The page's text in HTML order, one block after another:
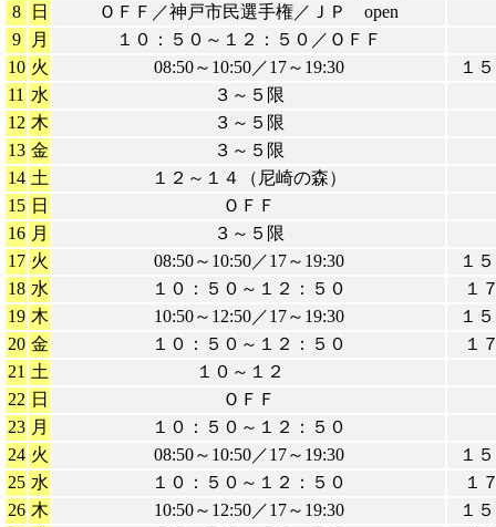
8
日 ＯＦＦ／神戸市民選手権／ＪＰ open
9
月
１０：５０～１２：５０／ＯＦＦ
10 火 08:50～10:50／17～19:30
１
11 水
３～５限
12 木
３～５限
13 金
３～５限
14 土
１２～１４（尼崎の森）
15 日
ＯＦＦ
16 月
３～５限
17 火 08:50～10:50／17～19:30
１
18 水 １０：５０～１２：５０
１
19 木 10:50～12:50／17～19:30
１
20 金 １０：５０～１２：５０
１
21 土
１０～１２
22 日
ＯＦＦ
23 月
１０：５０～１２：５０
24 火 08:50～10:50／17～19:30
１
25 水 １０：５０～１２：５０
１
26 木 10:50～12:50／17～19:30
１